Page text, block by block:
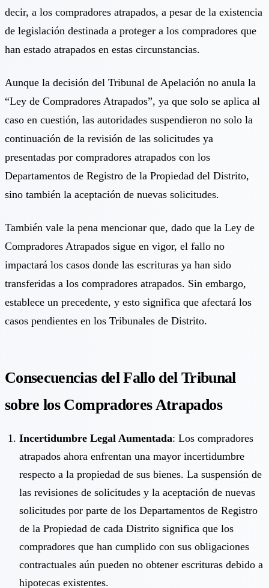
decir, a los compradores atrapados, a pesar de la existencia
de legislación destinada a proteger a los compradores que
han estado atrapados en estas circunstancias.
Aunque la decisión del Tribunal de Apelación no anula la
“Ley de Compradores Atrapados”, ya que solo se aplica al
caso en cuestión, las autoridades suspendieron no solo la
continuación de la revisión de las solicitudes ya
presentadas por compradores atrapados con los
Departamentos de Registro de la Propiedad del Distrito,
sino también la aceptación de nuevas solicitudes.
También vale la pena mencionar que, dado que la Ley de
Compradores Atrapados sigue en vigor, el fallo no
impactará los casos donde las escrituras ya han sido
transferidas a los compradores atrapados. Sin embargo,
establece un precedente, y esto significa que afectará los
casos pendientes en los Tribunales de Distrito.
Consecuencias del Fallo del Tribunal
sobre los Compradores Atrapados
Incertidumbre Legal Aumentada: Los compradores
atrapados ahora enfrentan una mayor incertidumbre
respecto a la propiedad de sus bienes. La suspensión de
las revisiones de solicitudes y la aceptación de nuevas
solicitudes por parte de los Departamentos de Registro
de la Propiedad de cada Distrito significa que los
compradores que han cumplido con sus obligaciones
contractuales aún pueden no obtener escrituras debido a
hipotecas existentes.